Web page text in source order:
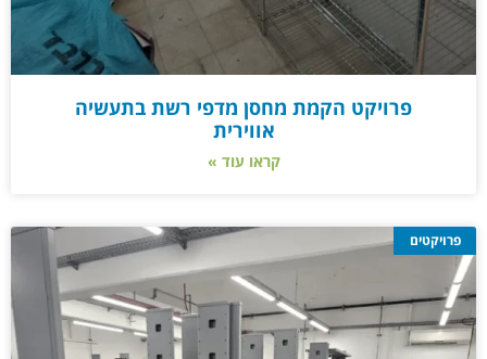
פרויקט הקמת מחסן מדפי רשת בתעשיה
אווירית
קראו עוד »
פרויקטים